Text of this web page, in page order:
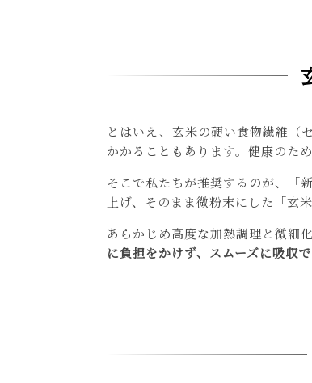
とはいえ、玄米の硬い食物繊維（
かかることもあります。健康のた
そこで私たちが推奨するのが、「
上げ、そのまま微粉末にした「玄
あらかじめ高度な加熱調理と微細
に負担をかけず、スムーズに吸収